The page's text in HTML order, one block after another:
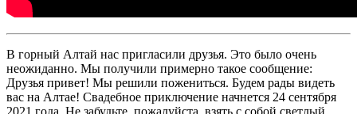
В горный Алтай нас пригласили друзья. Это было очень
неожиданно. Мы получили примерно такое сообщение:
Друзья привет! Мы решили пожениться. Будем рады видеть
вас на Алтае! Свадебное приключение начнется 24 сентября